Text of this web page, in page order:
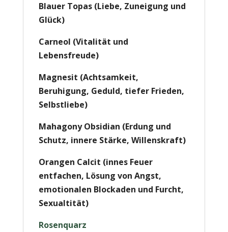
Blauer Topas (Liebe, Zuneigung und
Glück)
Carneol (Vitalität und
Lebensfreude)
Magnesit (Achtsamkeit,
Beruhigung, Geduld, tiefer Frieden,
Selbstliebe)
Mahagony Obsidian (Erdung und
Schutz, innere Stärke, Willenskraft)
Orangen Calcit (innes Feuer
entfachen, Lösung von Angst,
emotionalen Blockaden und Furcht,
Sexualtität)
Rosenquarz